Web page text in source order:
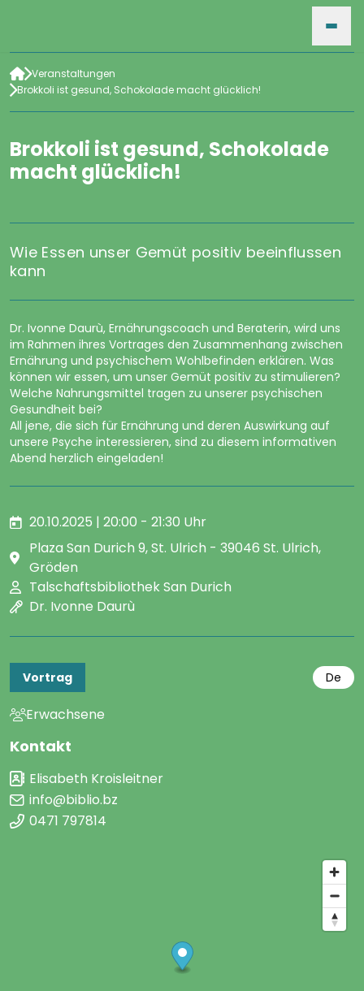
HOME
VERANSTALTUNGEN
SUCHE
ARCHIV
Veranstaltungen
Brokkoli ist gesund, Schokolade macht glücklich!
Brokkoli ist gesund, Schokolade
macht glücklich!
©Bib. San Durich
Wie Essen unser Gemüt positiv beeinflussen
kann
Dr. Ivonne Daurù, Ernährungscoach und Beraterin, wird uns
im Rahmen ihres Vortrages den Zusammenhang zwischen
Ernährung und psychischem Wohlbefinden erklären. Was
können wir essen, um unser Gemüt positiv zu stimulieren?
Welche Nahrungsmittel tragen zu unserer psychischen
Gesundheit bei?
All jene, die sich für Ernährung und deren Auswirkung auf
unsere Psyche interessieren, sind zu diesem informativen
Abend herzlich eingeladen!
20.10.2025 | 20:00 - 21:30 Uhr
Plaza San Durich 9, St. Ulrich - 39046 St. Ulrich,
Gröden
Talschaftsbibliothek San Durich
Dr. Ivonne Daurù
Vortrag De
Erwachsene
Kontakt
Elisabeth Kroisleitner
info@biblio.bz
0471 797814